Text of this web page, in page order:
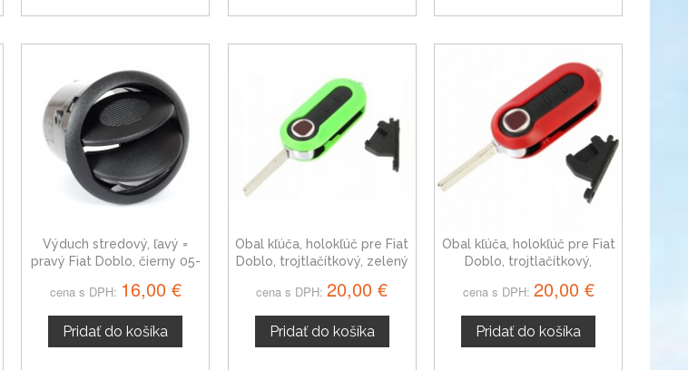
Výduch stredový, ľavý =
pravý Fiat Doblo, čierny 05-
cena s DPH: 16,00 €
Pridať do košíka
Obal kľúča, holokľúč pre Fiat
Doblo, trojtlačítkový, zelený
cena s DPH: 20,00 €
Pridať do košíka
Obal kľúča, holokľúč pre Fiat
Doblo, trojtlačítkový,
cena s DPH: 20,00 €
Pridať do košíka